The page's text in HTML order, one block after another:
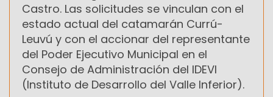
Castro. Las solicitudes se vinculan con el
estado actual del catamarán Currú-
Leuvú y con el accionar del representante
del Poder Ejecutivo Municipal en el
Consejo de Administración del IDEVI
(Instituto de Desarrollo del Valle Inferior).